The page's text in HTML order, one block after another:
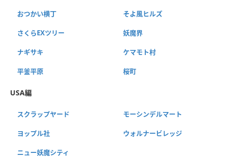
おつかい横丁 そよ風ヒルズ
さくらEXツリー 妖魔界
ナギサキ ケマモト村
平釜平原 桜町
USA編
スクラップヤード モーシンデルマート
ヨップル社 ウォルナービレッジ
ニュー妖魔シティ